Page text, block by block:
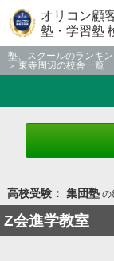
オリコン顧
塾・学習塾
塾、スクールのランキ
東寺周辺の校舎一覧
高校受験： 集団塾の
Z会進学教室